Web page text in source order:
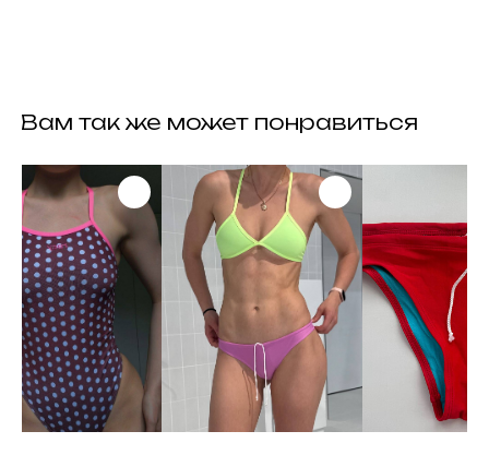
контакты
whatsapp
задать вопрос следить за нами
telegram channel
instagram
telegram
политика
конфиденциальности
публичная оферата
сайт разработанздесь